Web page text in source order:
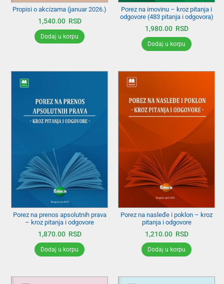
Propisi o akcizama (januar 2026.)
1,540.00 RSD
Dodaj u korpu
Porez na imovinu – kroz pitanja i
odgovore (483 pitanja i odgovora)
1,980.00 RSD
Dodaj u korpu
Porez na prenos apsolutnih prava
– kroz pitanja i odgovore
1,870.00 RSD
Dodaj u korpu
Porez na nasleđe i poklon – kroz
pitanja i odgovore
1,210.00 RSD
Dodaj u korpu